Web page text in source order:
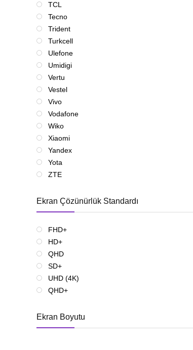
TCL
Tecno
Trident
Turkcell
Ulefone
Umidigi
Vertu
Vestel
Vivo
Vodafone
Wiko
Xiaomi
Yandex
Yota
ZTE
Ekran Çözünürlük Standardı
FHD+
HD+
QHD
SD+
UHD (4K)
QHD+
Ekran Boyutu